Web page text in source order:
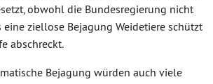
obwohl die Bundesregierung nicht
eine ziellose Bejagung Weidetiere schützt
abschreckt.
Bejagung würden auch viele